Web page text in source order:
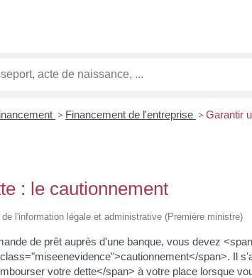
> Financement de l'entreprise > Garantir
: le cautionnement
l'information légale et administrative (Première ministre)
de prêt auprès d'une banque, vous devez
span>. Il
votre dette</span> à votre place lorsque